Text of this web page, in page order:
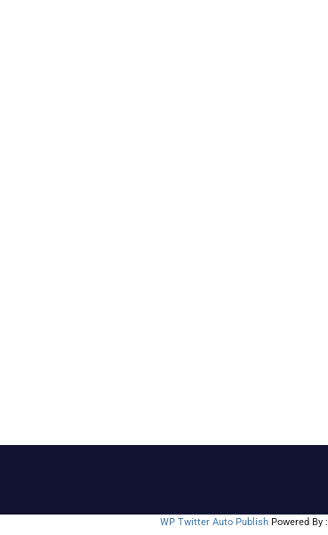
WP Twitter Auto Publish Powered By :